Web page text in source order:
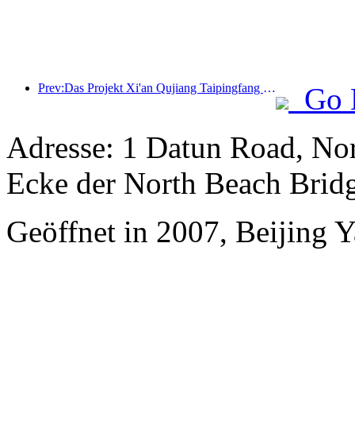
Prev:Das Projekt Xi'an Qujiang Taipingfang hat offiziell mit dem Bau begonnen; die Gesamtbaufläche beträgt 137.000 Quadratmeter.
Go
Adresse: 1 Datun Road,
Ecke der North Beach
Geöffnet in 2007, Beijing